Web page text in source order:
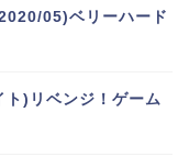
05)ベリーハード
)リベンジ！ゲーム